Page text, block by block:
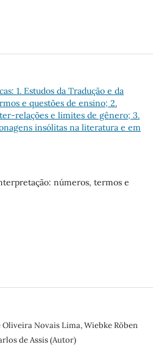
1. Estudos da Tradução e da
e questões de ensino; 2.
relações e limites de gênero; 3.
insólitas na literatura e em
números, termos e
Novais Lima, Wiebke Röben
de Assis (Autor)